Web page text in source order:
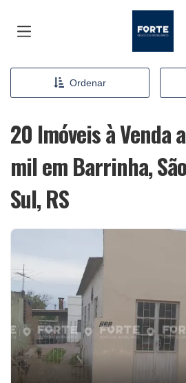
Ordenar
20 Imóveis à Venda
mil em Barrinha,
Sul, RS